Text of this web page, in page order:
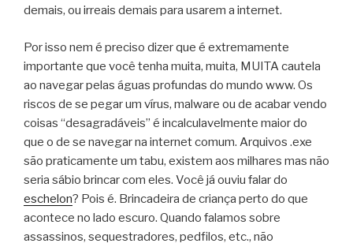
demais, ou irreais demais para usarem a internet.
Por isso nem é preciso dizer que é extremamente
importante que você tenha muita, muita, MUITA cautela
ao navegar pelas águas profundas do mundo www. Os
riscos de se pegar um vírus, malware ou de acabar vendo
coisas “desagradáveis” é incalculavelmente maior do
que o de se navegar na internet comum. Arquivos .exe
são praticamente um tabu, existem aos milhares mas não
seria sábio brincar com eles. Você já ouviu falar do
eschelon? Pois é. Brincadeira de criança perto do que
acontece no lado escuro. Quando falamos sobre
assassinos, sequestradores, pedfilos, etc., não